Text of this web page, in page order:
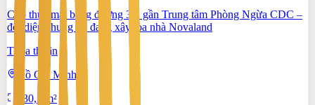
Cho thuê mặt bằng đường 3/2 gần Trung tâm Phòng Ngừa CDC –
đối diện chung cư đang xây tòa nhà Novaland
Thỏa thuận
Hồ Chí Minh
130,2 m²